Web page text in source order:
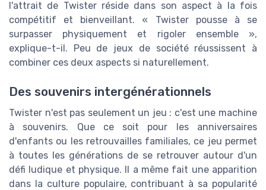
l'attrait de Twister réside dans son aspect à la fois
compétitif et bienveillant. « Twister pousse à se
surpasser physiquement et rigoler ensemble »,
explique-t-il. Peu de jeux de société réussissent à
combiner ces deux aspects si naturellement.
Des souvenirs intergénérationnels
Twister n'est pas seulement un jeu : c'est une machine
à souvenirs. Que ce soit pour les anniversaires
d'enfants ou les retrouvailles familiales, ce jeu permet
à toutes les générations de se retrouver autour d'un
défi ludique et physique. Il a même fait une apparition
dans la culture populaire, contribuant à sa popularité